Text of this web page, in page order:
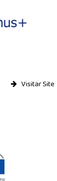
Visitar Site